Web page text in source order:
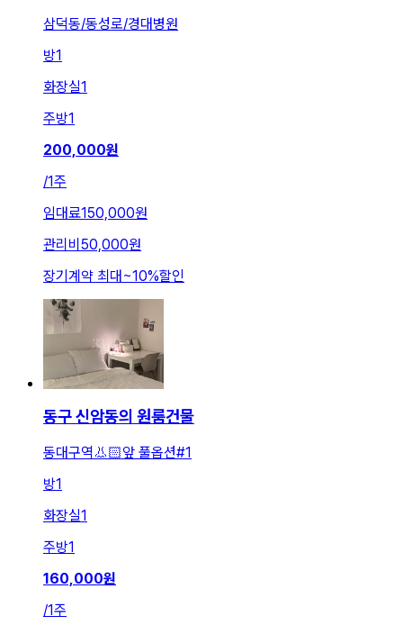
삼덕동/동성로/경대병원
방1
화장실1
주방1
200,000원
/1주
임대료150,000원
관리비 50,000원
장기계약 최대 ~10%할인
동구 신암동의 원룸건물
동대구역👃🏻앞 풀옵션#1
방1
화장실1
주방1
160,000원
/1주